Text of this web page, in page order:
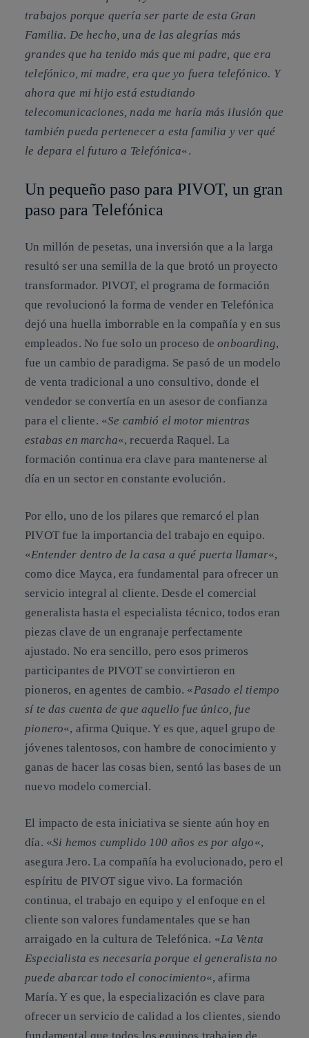
trabajos porque quería ser parte de esta Gran
Familia. De hecho, una de las alegrías más
grandes que ha tenido más que mi padre, que era
telefónico, mi madre, era que yo fuera telefónico. Y
ahora que mi hijo está estudiando
telecomunicaciones, nada me haría más ilusión que
también pueda pertenecer a esta familia y ver qué
le depara el futuro a Telefónica«.
Un pequeño paso para PIVOT, un gran
paso para Telefónica
Un millón de pesetas, una inversión que a la larga
resultó ser una semilla de la que brotó un proyecto
transformador. PIVOT, el programa de formación
que revolucionó la forma de vender en Telefónica
dejó una huella imborrable en la compañía y en sus
empleados. No fue solo un proceso deonboarding,
fue un cambio de paradigma. Se pasó de un modelo
de venta tradicional a uno consultivo, donde el
vendedor se convertía en un asesor de confianza
para el cliente. «Se cambió el motor mientras
estabas en marcha«, recuerda Raquel. La
formación continua era clave para mantenerse al
día en un sector en constante evolución.
Por ello, uno de los pilares que remarcó el plan
PIVOT fue la importancia del trabajo en equipo.
«Entender dentro de la casa a qué puerta llamar«,
como dice Mayca, era fundamental para ofrecer un
servicio integral al cliente. Desde el comercial
generalista hasta el especialista técnico, todos eran
piezas clave de un engranaje perfectamente
ajustado. No era sencillo, pero esos primeros
participantes de PIVOT se convirtieron en
pioneros, en agentes de cambio. «Pasado el tiempo
sí te das cuenta de que aquello fue único, fue
pionero«, afirma Quique. Y es que, aquel grupo de
jóvenes talentosos, con hambre de conocimiento y
ganas de hacer las cosas bien, sentó las bases de un
nuevo modelo comercial.
El impacto de esta iniciativa se siente aún hoy en
día. «Si hemos cumplido 100 años es por algo«,
asegura Jero. La compañía ha evolucionado, pero el
espíritu de PIVOT sigue vivo. La formación
continua, el trabajo en equipo y el enfoque en el
cliente son valores fundamentales que se han
arraigado en la cultura de Telefónica. «La Venta
Especialista es necesaria porque el generalista no
puede abarcar todo el conocimiento«, afirma
María. Y es que, la especialización es clave para
ofrecer un servicio de calidad a los clientes, siendo